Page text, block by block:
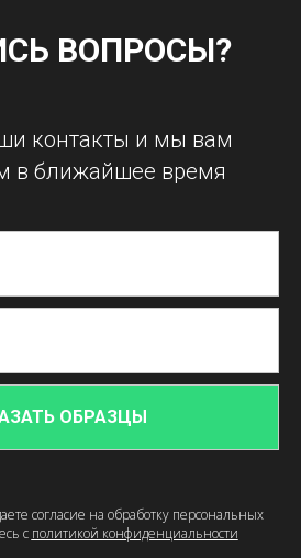
ВОПРОСЫ?
контакты и мы вам
в ближайшее время
ОБРАЗЦЫ
согласие на обработку персональных
c политикой конфиденциальности